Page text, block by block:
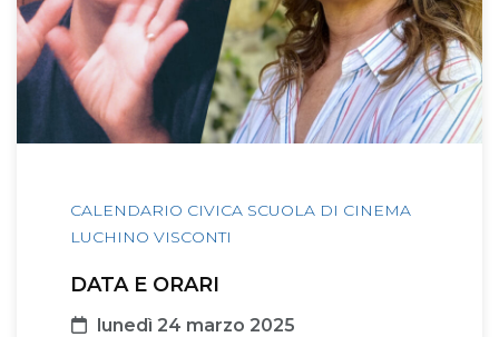
CALENDARIO CIVICA SCUOLA DI CINEMA
LUCHINO VISCONTI
DATA E ORARI
Data
lunedì 24 marzo 2025